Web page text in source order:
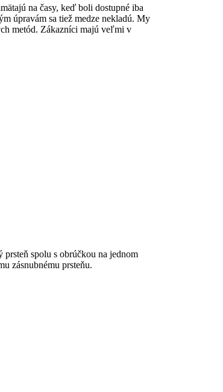
na časy, keď boli dostupné iba
úpravám sa tiež medze nekladú. My
metód. Zákazníci majú veľmi v
spolu s obrúčkou na jednom
zásnubnému prsteňu.